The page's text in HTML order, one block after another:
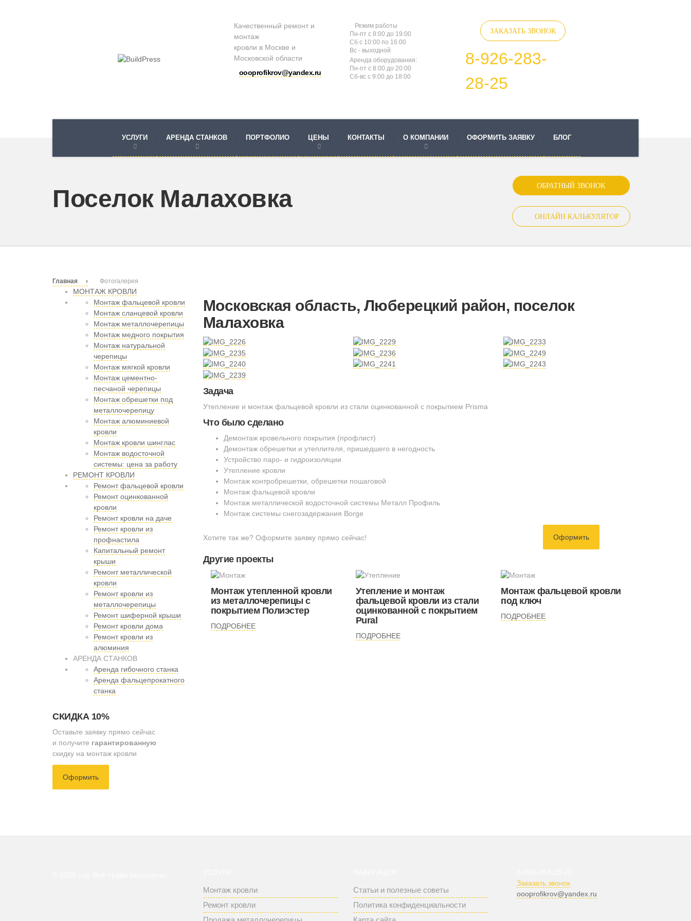
Качественный ремонт и
монтаж
кровли в Москве и
Московской области
oooprofikrov@yandex.ru
Режим работы
Пн-пт с 8:00 до 19:00
Сб с 10:00 по 16:00
Вс - выходной
Аренда оборудования:
Пн-пт с 8:00 до 20:00
Сб-вс с 9:00 до 18:00
ЗАКАЗАТЬ ЗВОНОК
8-926-283-
28-25
УСЛУГИ АРЕНДА СТАНКОВ ПОРТФОЛИО ЦЕНЫ КОНТАКТЫ О КОМПАНИИ ОФОРМИТЬ ЗАЯВКУ БЛОГ
Поселок Малаховка ОБРАТНЫЙ ЗВОНОК
ОНЛАЙН КАЛЬКУЛЯТОР
Главная Фотогалерея
Московская область, Люберецкий район, поселок
Малаховка
Задача
Утепление и монтаж фальцевой кровли из стали оцинкованной с покрытием Prisma
Что было сделано
Демонтаж кровельного покрытия (профлист)
Демонтаж обрешетки и утеплителя, пришедшего в негодность
Устройство паро- и гидроизоляции
Утепление кровли
Монтаж контробрешетки, обрешетки пошаговой
Монтаж фальцевой кровли
Монтаж металлической водосточной системы Металл Профиль
Монтаж системы снегозадержания Borge
Хотите так же? Оформите заявку прямо сейчас! Оформить
Другие проекты
Монтаж утепленной кровли
из металлочерепицы с
покрытием Полиэстер
ПОДРОБНЕЕ
Утепление и монтаж
фальцевой кровли из стали
оцинкованной с покрытием
Pural
ПОДРОБНЕЕ
Монтаж фальцевой кровли
под ключ
ПОДРОБНЕЕ
МОНТАЖ КРОВЛИ
Монтаж фальцевой кровли
Монтаж сланцевой кровли
Монтаж металлочерепицы
Монтаж медного покрытия
Монтаж натуральной
черепицы
Монтаж мягкой кровли
Монтаж цементно-
песчаной черепицы
Монтаж обрешетки под
металлочерепицу
Монтаж алюминиевой
кровли
Монтаж кровли шинглас
Монтаж водосточной
системы: цена за работу
РЕМОНТ КРОВЛИ
Ремонт фальцевой кровли
Ремонт оцинкованной
кровли
Ремонт кровли на даче
Ремонт кровли из
профнастила
Капитальный ремонт
крыши
Ремонт металлической
кровли
Ремонт кровли из
металлочерепицы
Ремонт шиферной крыши
Ремонт кровли дома
Ремонт кровли из
алюминия
АРЕНДА СТАНКОВ
Аренда гибочного станка
Аренда фальцепрокатного
станка
СКИДКА 10%
Оставьте заявку прямо сейчас
и получите гарантированную
скидку на монтаж кровли
Оформить
Монтаж кровли
Ремонт кровли
Статьи и полезные советы
Политика конфиденциальности
Заказать звонок
oooprofikrov@yandex.ru